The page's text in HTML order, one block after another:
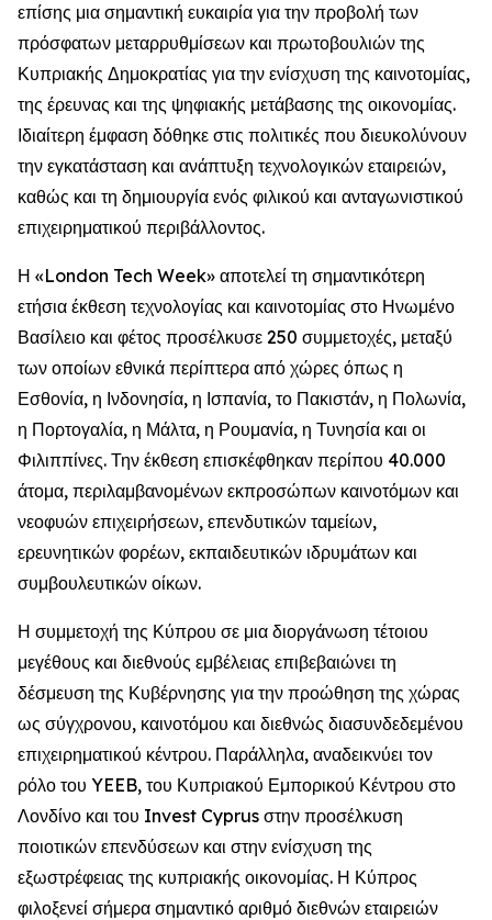
επίσης μια σημαντική ευκαιρία για την προβολή των
πρόσφατων μεταρρυθμίσεων και πρωτοβουλιών της
Κυπριακής Δημοκρατίας για την ενίσχυση της καινοτομίας,
της έρευνας και της ψηφιακής μετάβασης της οικονομίας.
Ιδιαίτερη έμφαση δόθηκε στις πολιτικές που διευκολύνουν
την εγκατάσταση και ανάπτυξη τεχνολογικών εταιρειών,
καθώς και τη δημιουργία ενός φιλικού και ανταγωνιστικού
επιχειρηματικού περιβάλλοντος.
Η «London Tech Week» αποτελεί τη σημαντικότερη
ετήσια έκθεση τεχνολογίας και καινοτομίας στο Ηνωμένο
Βασίλειο και φέτος προσέλκυσε 250 συμμετοχές, μεταξύ
των οποίων εθνικά περίπτερα από χώρες όπως η
Εσθονία, η Ινδονησία, η Ισπανία, το Πακιστάν, η Πολωνία,
η Πορτογαλία, η Μάλτα, η Ρουμανία, η Τυνησία και οι
Φιλιππίνες. Την έκθεση επισκέφθηκαν περίπου 40.000
άτομα, περιλαμβανομένων εκπροσώπων καινοτόμων και
νεοφυών επιχειρήσεων, επενδυτικών ταμείων,
ερευνητικών φορέων, εκπαιδευτικών ιδρυμάτων και
συμβουλευτικών οίκων.
Η συμμετοχή της Κύπρου σε μια διοργάνωση τέτοιου
μεγέθους και διεθνούς εμβέλειας επιβεβαιώνει τη
δέσμευση της Κυβέρνησης για την προώθηση της χώρας
ως σύγχρονου, καινοτόμου και διεθνώς διασυνδεδεμένου
επιχειρηματικού κέντρου. Παράλληλα, αναδεικνύει τον
ρόλο του YEEB, του Κυπριακού Εμπορικού Κέντρου στο
Λονδίνο και του Invest Cyprus στην προσέλκυση
ποιοτικών επενδύσεων και στην ενίσχυση της
εξωστρέφειας της κυπριακής οικονομίας. Η Κύπρος
φιλοξενεί σήμερα σημαντικό αριθμό διεθνών εταιρειών